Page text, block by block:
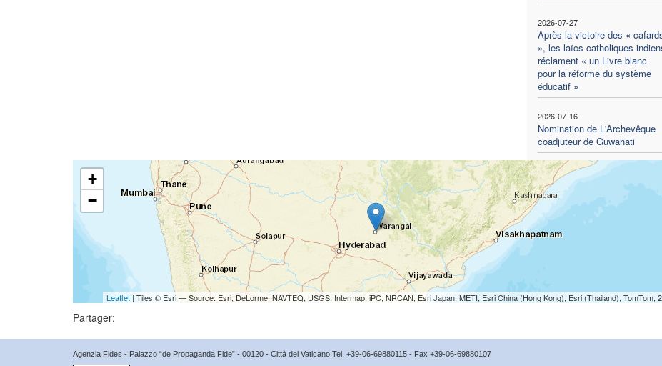
2026-07-27
Après la victoire des «
», les laïcs catholiques
réclament « un Livre blanc
pour la réforme du système
éducatif »
2026-07-16
Nomination de L'Archevêque
coadjuteur de Guwahati
+
−
Leaflet| Tiles © Esri — Source: Esri, DeLorme, NAVTEQ, USGS, Intermap, iPC, NRCAN, Esri Japan, METI, Esri China (Hong Kong), Esri (Thailand), TomTom,
Partager:
Agenzia Fides - Palazzo “de Propaganda Fide” - 00120 - Città del Vaticano Tel. +39-06-69880115 - Fax +39-06-69880107